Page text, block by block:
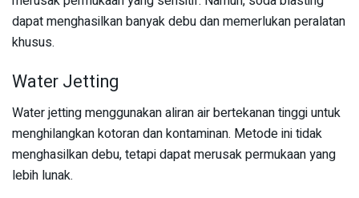
dapat menghasilkan banyak debu dan memerlukan peralatan
khusus.
Water Jetting
Water jetting menggunakan aliran air bertekanan tinggi untuk
menghilangkan kotoran dan kontaminan. Metode ini tidak
menghasilkan debu, tetapi dapat merusak permukaan yang
lebih lunak.